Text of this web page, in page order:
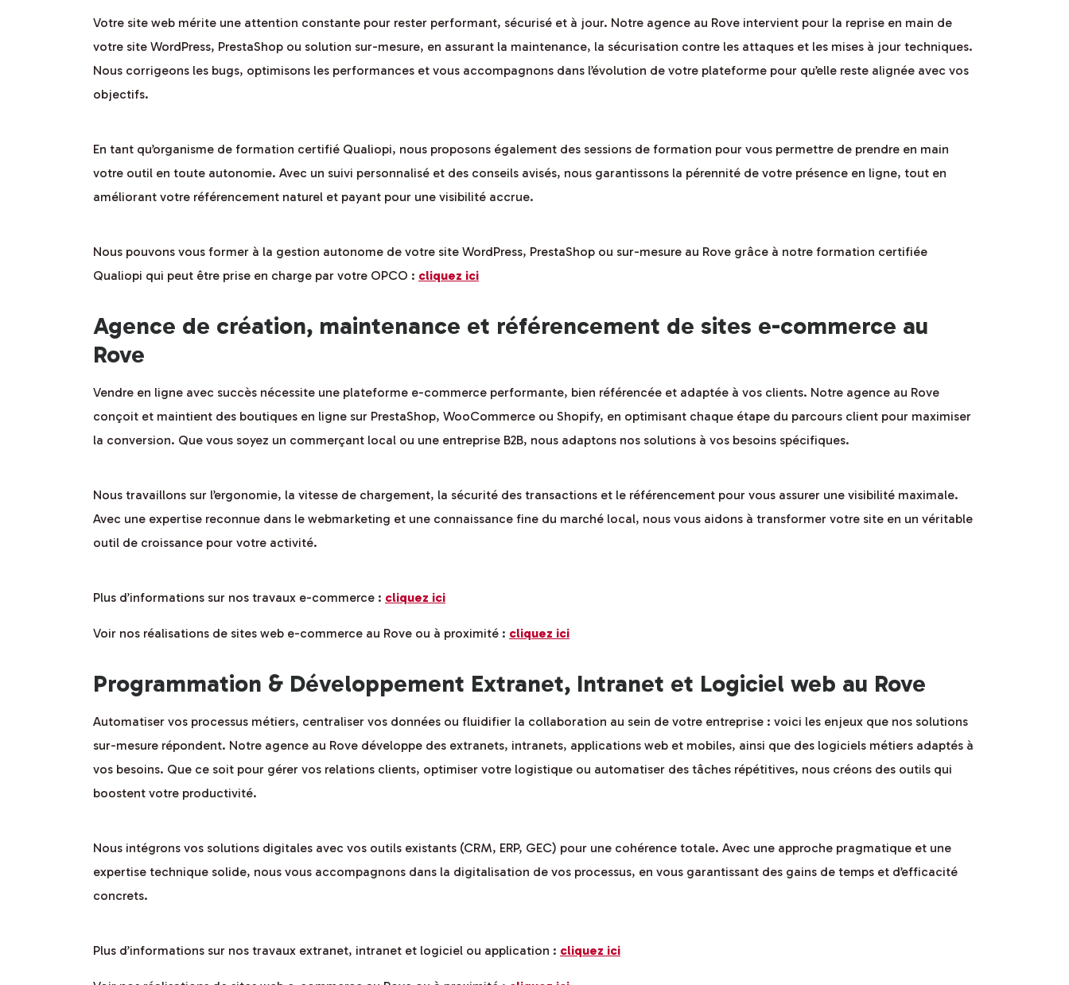
Votre site web mérite une attention constante pour rester performant, sécurisé et à jour. Notre agence au Rove intervient pour la reprise en main de
votre site WordPress, PrestaShop ou solution sur-mesure, en assurant la maintenance, la sécurisation contre les attaques et les mises à jour techniques.
Nous corrigeons les bugs, optimisons les performances et vous accompagnons dans l’évolution de votre plateforme pour qu’elle reste alignée avec vos
objectifs.
En tant qu’organisme de formation certifié Qualiopi, nous proposons également des sessions de formation pour vous permettre de prendre en main
votre outil en toute autonomie. Avec un suivi personnalisé et des conseils avisés, nous garantissons la pérennité de votre présence en ligne, tout en
améliorant votre référencement naturel et payant pour une visibilité accrue.
Nous pouvons vous former à la gestion autonome de votre site WordPress, PrestaShop ou sur-mesure au Rove grâce à notre formation certifiée
Qualiopi qui peut être prise en charge par votre OPCO : cliquez ici
Agence de création, maintenance et référencement de sites e-commerce au
Rove
Vendre en ligne avec succès nécessite une plateforme e-commerce performante, bien référencée et adaptée à vos clients. Notre agence au Rove
conçoit et maintient des boutiques en ligne sur PrestaShop, WooCommerce ou Shopify, en optimisant chaque étape du parcours client pour maximiser
la conversion. Que vous soyez un commerçant local ou une entreprise B2B, nous adaptons nos solutions à vos besoins spécifiques.
Nous travaillons sur l’ergonomie, la vitesse de chargement, la sécurité des transactions et le référencement pour vous assurer une visibilité maximale.
Avec une expertise reconnue dans le webmarketing et une connaissance fine du marché local, nous vous aidons à transformer votre site en un véritable
outil de croissance pour votre activité.
Plus d’informations sur nos travaux e-commerce : cliquez ici
Voir nos réalisations de sites web e-commerce au Rove ou à proximité : cliquez ici
Programmation & Développement Extranet, Intranet et Logiciel web au Rove
Automatiser vos processus métiers, centraliser vos données ou fluidifier la collaboration au sein de votre entreprise : voici les enjeux que nos solutions
sur-mesure répondent. Notre agence au Rove développe des extranets, intranets, applications web et mobiles, ainsi que des logiciels métiers adaptés à
vos besoins. Que ce soit pour gérer vos relations clients, optimiser votre logistique ou automatiser des tâches répétitives, nous créons des outils qui
boostent votre productivité.
Nous intégrons vos solutions digitales avec vos outils existants (CRM, ERP, GEC) pour une cohérence totale. Avec une approche pragmatique et une
expertise technique solide, nous vous accompagnons dans la digitalisation de vos processus, en vous garantissant des gains de temps et d’efficacité
concrets.
Plus d’informations sur nos travaux extranet, intranet et logiciel ou application : cliquez ici